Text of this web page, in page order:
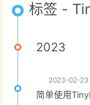
标签 -
2023
2023-02-23
简单使用